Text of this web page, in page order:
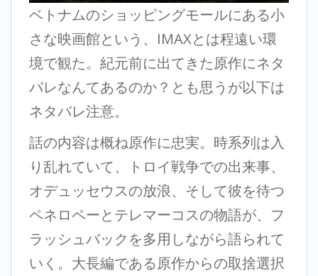
ベトナムのショッピングモールにある小
さな映画館という、IMAXとは程遠い環
境で観た。紀元前に出てきた原作にネタ
バレなんてあるのか？とも思うが以下は
ネタバレ注意。
話の内容は概ね原作に忠実。時系列は入
り乱れていて、トロイ戦争での出来事、
オデュッセウスの放浪、そして彼を待つ
ペネロペーとテレマーコスの物語が、フ
ラッシュバックを多用しながら語られて
いく。大長編である原作からの取捨選択